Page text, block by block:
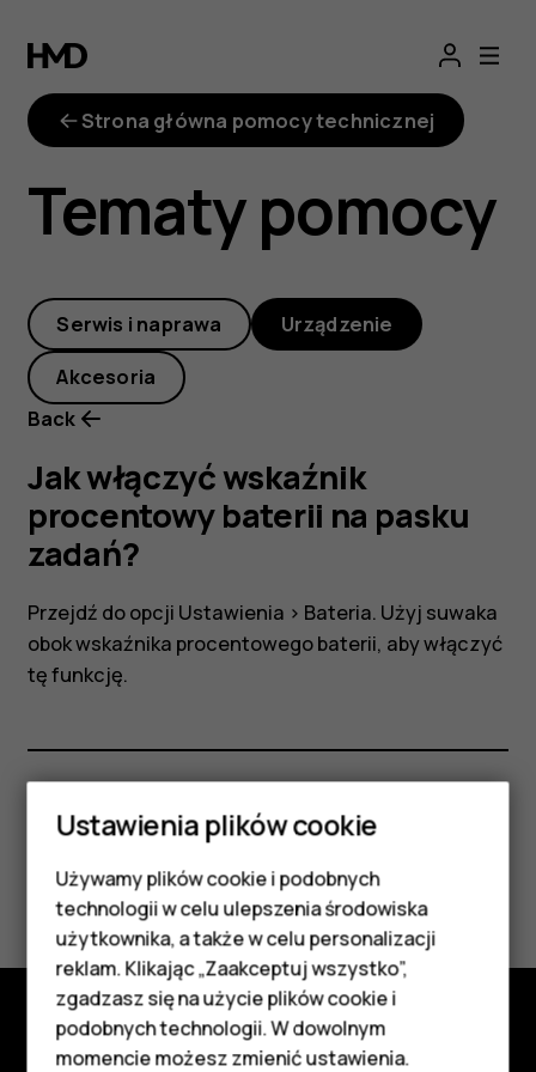
Jak
włączyć
wskaźnik
procentowy
baterii
na
pasku
zadań?
Smartfony
Telefony z funkcjami
podstawowymi
Akcesoria
Strona główna pomocy technicznej
Tematy pomocy
Serwis i naprawa Urządzenie
Akcesoria
Back
Jak włączyć wskaźnik
procentowy baterii na pasku
zadań?
Przejdź do opcji Ustawienia > Bateria. Użyj suwaka
obok wskaźnika procentowego baterii, aby włączyć
tę funkcję.
Czy te informacje były pomocne?
Tak Nie
Poznaj
Ustawienia plików cookie
Używamy plików cookie i podobnych
technologii w celu ulepszenia środowiska
użytkownika, a także w celu personalizacji
reklam. Klikając „Zaakceptuj wszystko”,
zgadzasz się na użycie plików cookie i
podobnych technologii. W dowolnym
momencie możesz zmienić ustawienia.